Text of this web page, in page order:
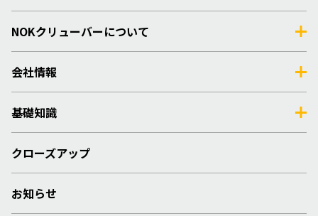
NOKクリューバーについて
会社情報
基礎知識
クローズアップ
お知らせ